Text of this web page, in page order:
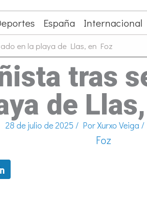
España Internacional
en la playa de Llas, en Foz
tras
de
28 de julio de 2025 / PorXurxo Veiga /
Foz